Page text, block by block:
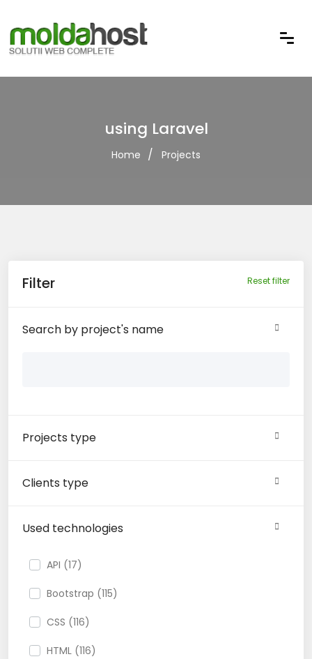
using Laravel
Home Projects
Filter Reset filter
Search by project's name
Projects type
Clients type
Used technologies
API (17)
Bootstrap (115)
CSS (116)
HTML (116)